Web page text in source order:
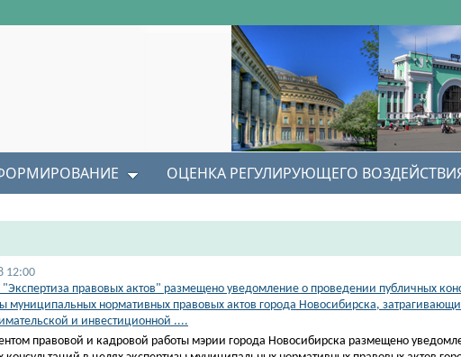
ОЦЕНКА РЕГУЛИРУЮЩЕГО
12:00
"Экспертиза правовых актов" размещено уведомление о проведении публичных
муниципальных нормативных правовых актов города Новосибирска,
и инвестиционной ....
правовой и кадровой работы мэрии города Новосибирска размещено